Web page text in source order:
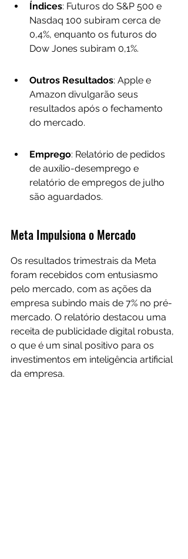
Índices: Futuros do S&P 500 e
Nasdaq 100 subiram cerca de
0,4%, enquanto os futuros do
Dow Jones subiram 0,1%.
Outros Resultados: Apple e
Amazon divulgarão seus
resultados após o fechamento
do mercado.
Emprego: Relatório de pedidos
de auxílio-desemprego e
relatório de empregos de julho
são aguardados.
Meta Impulsiona o Mercado
Os resultados trimestrais da Meta
foram recebidos com entusiasmo
pelo mercado, com as ações da
empresa subindo mais de 7% no pré-
mercado. O relatório destacou uma
receita de publicidade digital robusta,
o que é um sinal positivo para os
investimentos em inteligência artificial
da empresa.